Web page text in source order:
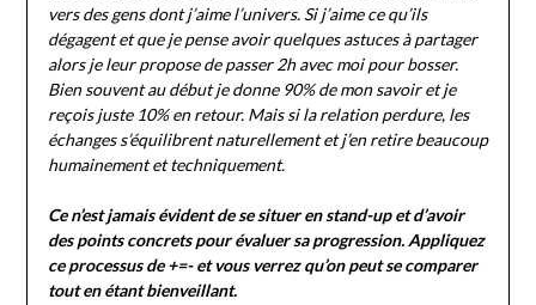
vers des gens dont j’aime l’univers. Si j’aime ce qu’ils
dégagent et que je pense avoir quelques astuces à partager
alors je leur propose de passer 2h avec moi pour bosser.
Bien souvent au début je donne 90% de mon savoir et je
reçois juste 10% en retour. Mais si la relation perdure, les
échanges s’équilibrent naturellement et j’en retire beaucoup
humainement et techniquement.
Ce n’est jamais évident de se situer en stand-up et d’avoir
des points concrets pour évaluer sa progression. Appliquez
ce processus de +=- et vous verrez qu’on peut se comparer
tout en étant bienveillant.